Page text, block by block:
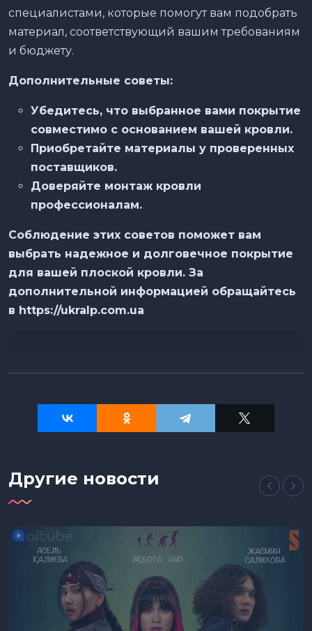
специалистами, которые помогут вам подобрать
материал, соответствующий вашим требованиям
и бюджету.
Дополнительные советы:
Убедитесь, что выбранное вами покрытие
совместимо с основанием вашей кровли.
Приобретайте материалы у проверенных
поставщиков.
Доверяйте монтаж кровли
профессионалам.
Соблюдение этих советов поможет вам
выбрать надежное и долговечное покрытие
для вашей плоской кровли. За
дополнительной информацией обращайтесь
в https://ukralp.com.ua
Другие новости